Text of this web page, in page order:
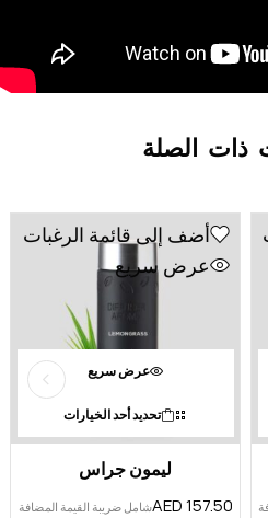
ذات الصلة
أضف إلى قائمة الرغبات
عرض سريع
عرض سريع
تحديد أحد الخيارات
ليمون جراس
AED157.50 شامل ضريبة القيمة المضافة